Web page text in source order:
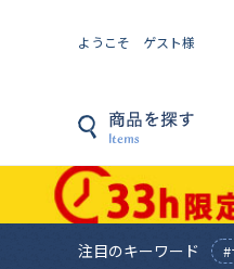
ようこそ ゲスト様
注目のキーワード